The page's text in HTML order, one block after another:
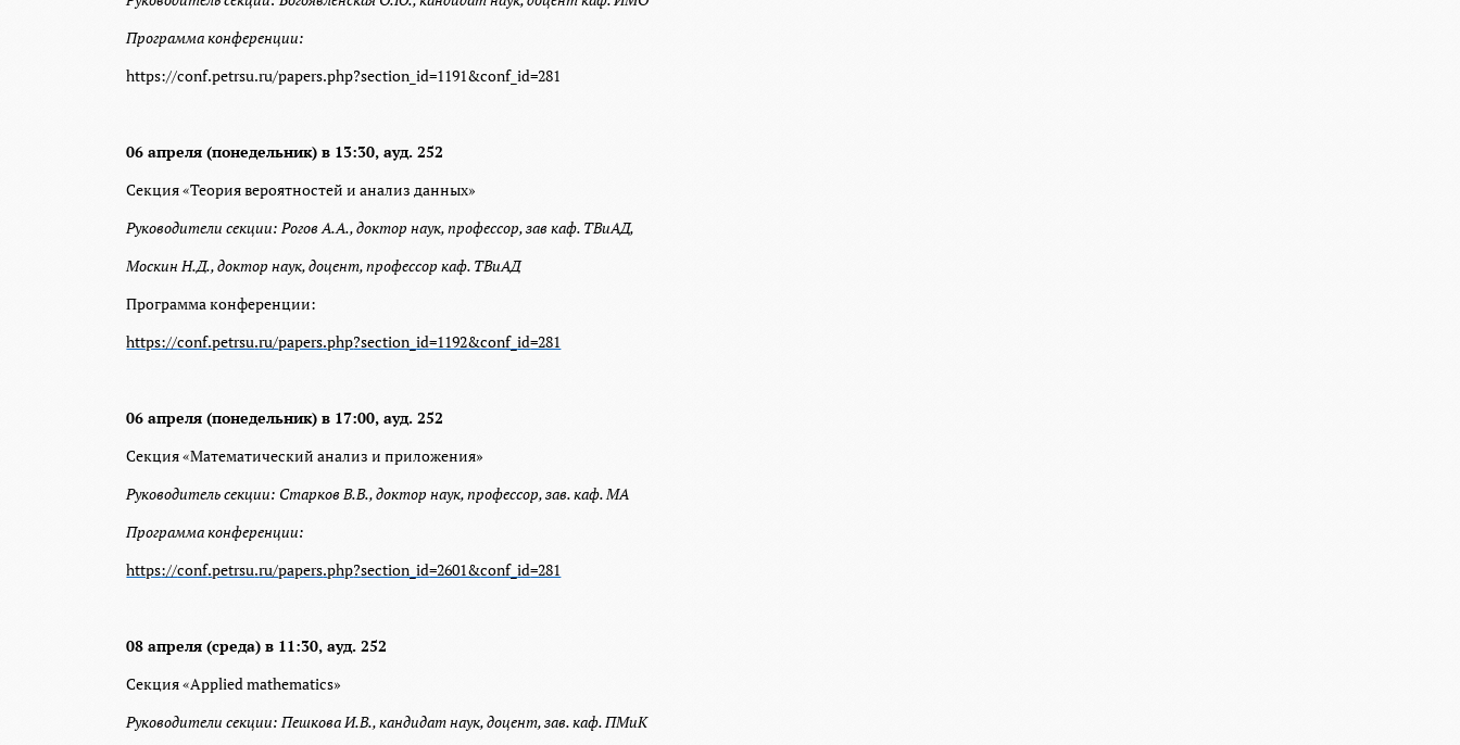
Программа конференции:
https://conf.petrsu.ru/papers.php?section _id=1191&conf_id=281
06 апреля (понедельник) в 13:30, ауд. 252
Секция «Теория вероятностей и анализ данных»
Руководители секции: Рогов А.А., доктор наук, профессор, зав каф. ТВиАД,
Москин Н.Д., доктор наук, доцент, профессор каф. ТВиАД
Программа конференции:
https://conf.petrsu.ru/papers.php?section _id=1192&conf_id=281
06 апреля (понедельник) в 17:00, ауд. 252
Секция «Математический анализ и приложения»
Руководитель секции: Старков В.В., доктор наук, профессор, зав. каф. МА
Программа конференции:
https://conf.petrsu.ru/papers.php?section _id=2601&conf_id=281
08 апреля (среда) в 11:30, ауд. 252
Секция «Appliedmathematics»
Руководители секции: Пешкова И.В., кандидат наук, доцент, зав. каф. ПМиК